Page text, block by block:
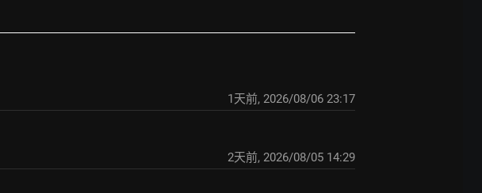
1天前, 2026/08/06 23:17
2天前, 2026/08/05 14:29